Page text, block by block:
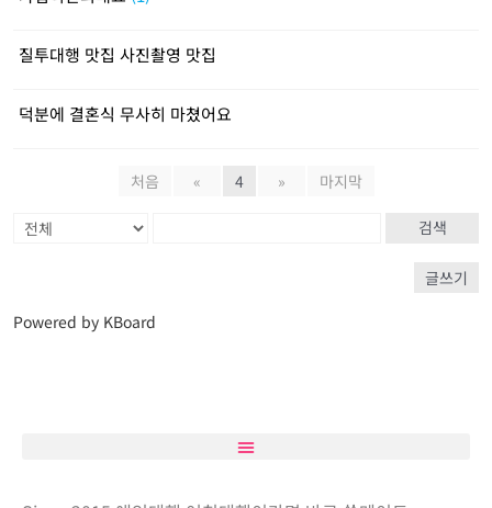
질투대행 맛집 사진촬영 맛집
덕분에 결혼식 무사히 마쳤어요
처음 « 4 » 마지막
검색
글쓰기
Powered by KBoard